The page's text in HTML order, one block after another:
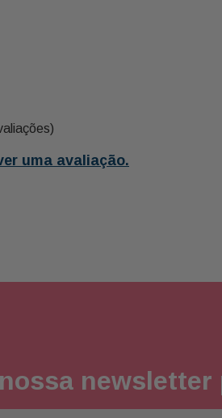
uma avaliação.
newsletter